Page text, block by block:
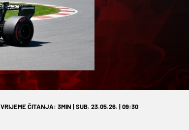
VRIJEME ČITANJA: 3MIN | SUB. 23.05.26. | 09:30